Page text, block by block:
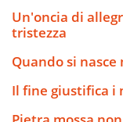
Un'oncia di
tristezza
Quando si
Il fine giustifica i